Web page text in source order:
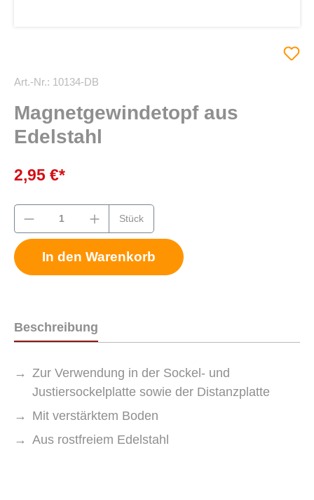
Magnetgewindetopf aus
Edelstahl
Art.-Nr.: 10134-DB
2,95 €*
Stück
In den Warenkorb
Beschreibung
Zur Verwendung in der Sockel- und
Justiersockelplatte sowie der Distanzplatte
Mit verstärktem Boden
Aus rostfreiem Edelstahl